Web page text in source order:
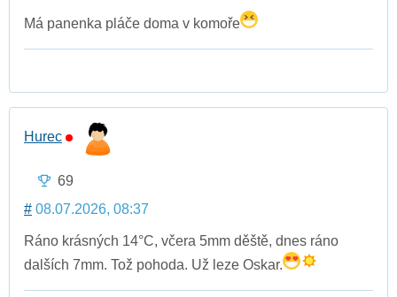
Má panenka pláče doma v komoře
Hurec
69
# 08.07.2026, 08:37
Ráno krásných 14°C, včera 5mm děště, dnes ráno
dalších 7mm. Tož pohoda. Už leze Oskar.